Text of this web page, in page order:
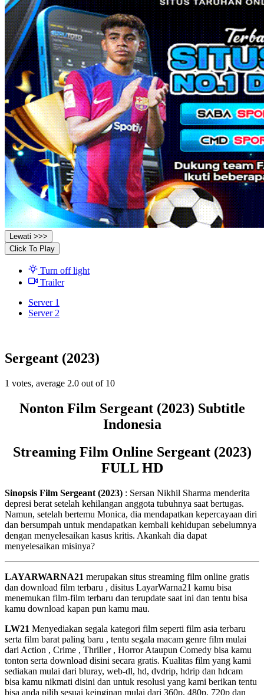
Lewati >>>
Click To Play
Turn off light
Trailer
Server 1
Server 2
Sergeant (2023)
1 votes, average 2.0 out of 10
Nonton Film Sergeant (2023) Subtitle
Indonesia
Streaming Film Online Sergeant (2023)
FULL HD
Sinopsis Film Sergeant (2023) : Sersan Nikhil Sharma menderita
depresi berat setelah kehilangan anggota tubuhnya saat bertugas.
Namun, setelah bertemu Monica, dia mendapatkan kepercayaan diri
dan bersumpah untuk mendapatkan kembali kehidupan sebelumnya
dengan menyelesaikan kasus kritis. Akankah dia dapat
menyelesaikan misinya?
LAYARWARNA21 merupakan situs streaming film online gratis
dan download film terbaru , disitus LayarWarna21 kamu bisa
menemukan film-film terbaru dan terupdate saat ini dan tentu bisa
kamu download kapan pun kamu mau.
LW21 Menyediakan segala kategori film seperti film asia terbaru
serta film barat paling baru , tentu segala macam genre film mulai
dari Action , Crime , Thriller , Horror Ataupun Comedy bisa kamu
tonton serta download disini secara gratis. Kualitas film yang kami
sediakan mulai dari bluray, web-dl, hd, dvdrip, hdrip dan hdcam
bisa kamu nikmati disini dan untuk resolusi yang kami berikan tentu
bisa anda pilih sesuai keinginan mulai dari 360p, 480p, 720p dan